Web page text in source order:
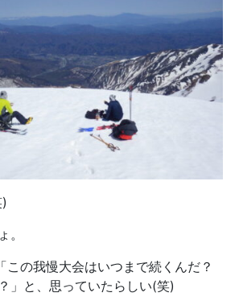
。
この我慢大会はいつまで続くんだ？
」と、思っていたらしい(笑)